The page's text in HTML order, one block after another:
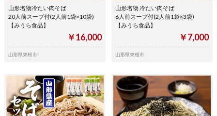
山形名物冷たい肉そば
20人前スープ付(2人前1袋×10袋)
【みうら食品】
￥16,000
山形県東根市
山形名物 冷たい肉そば
6人前スープ付(2人前1袋×3袋)
【みうら食品】
￥7,000
山形県東根市